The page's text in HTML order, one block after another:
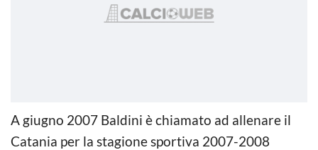
A giugno 2007 Baldini è chiamato ad allenare il
Catania per la stagione sportiva 2007-2008